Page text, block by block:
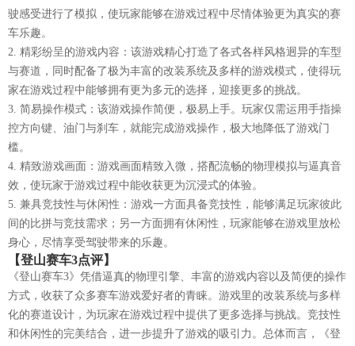
驶感受进行了模拟，使玩家能够在游戏过程中尽情体验更为真实的赛
车乐趣。
2. 精彩纷呈的游戏内容：该游戏精心打造了各式各样风格迥异的车型
与赛道，同时配备了极为丰富的改装系统及多样的游戏模式，使得玩
家在游戏过程中能够拥有更为多元的选择，迎接更多的挑战。
3. 简易操作模式：该游戏操作简便，极易上手。玩家仅需运用手指操
控方向键、油门与刹车，就能完成游戏操作，极大地降低了游戏门
槛。
4. 精致游戏画面：游戏画面精致入微，搭配流畅的物理模拟与逼真音
效，使玩家于游戏过程中能收获更为沉浸式的体验。
5. 兼具竞技性与休闲性：游戏一方面具备竞技性，能够满足玩家彼此
间的比拼与竞技需求；另一方面拥有休闲性，玩家能够在游戏里放松
身心，尽情享受驾驶带来的乐趣。
【登山赛车3点评】
《登山赛车3》凭借逼真的物理引擎、丰富的游戏内容以及简便的操作
方式，收获了众多赛车游戏爱好者的青睐。游戏里的改装系统与多样
化的赛道设计，为玩家在游戏过程中提供了更多选择与挑战。竞技性
和休闲性的完美结合，进一步提升了游戏的吸引力。总体而言，《登